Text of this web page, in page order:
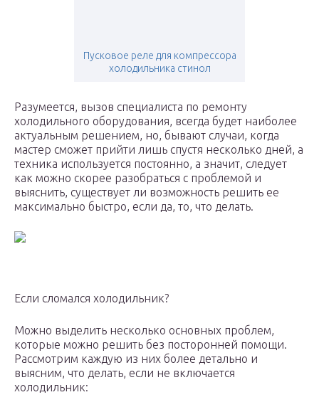
Пусковое реле для компрессора
холодильника стинол
Разумеется, вызов специалиста по ремонту
холодильного оборудования, всегда будет наиболее
актуальным решением, но, бывают случаи, когда
мастер сможет прийти лишь спустя несколько дней, а
техника используется постоянно, а значит, следует
как можно скорее разобраться с проблемой и
выяснить, существует ли возможность решить ее
максимально быстро, если да, то, что делать.
Если сломался холодильник?
Можно выделить несколько основных проблем,
которые можно решить без посторонней помощи.
Рассмотрим каждую из них более детально и
выясним, что делать, если не включается
холодильник: